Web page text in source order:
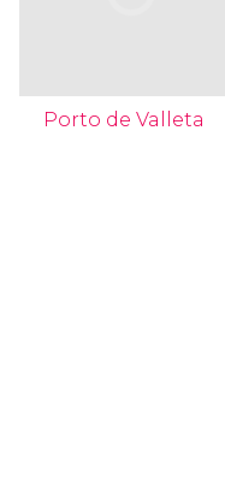
Porto de Valleta